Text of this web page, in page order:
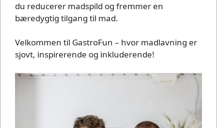
du reducerer madspild og fremmer en
bæredygtig tilgang til mad.
Velkommen til GastroFun – hvor madlavning er
sjovt, inspirerende og inkluderende!